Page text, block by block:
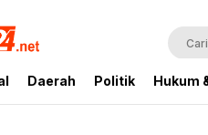
Daerah Politik Hukum